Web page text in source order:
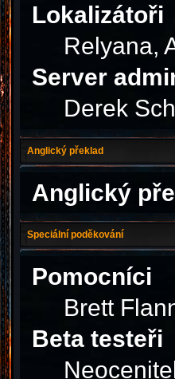
Lokalizátoři
Relyana,
Server
Derek
Anglický překlad
Anglický
Speciální poděkování
Pomocníci
Brett
Beta testeři